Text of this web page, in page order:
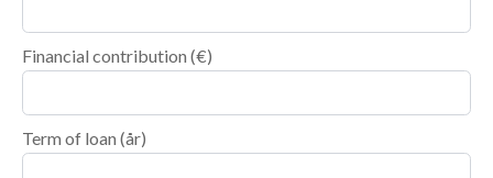
Financial contribution (€)
Term of loan (år)